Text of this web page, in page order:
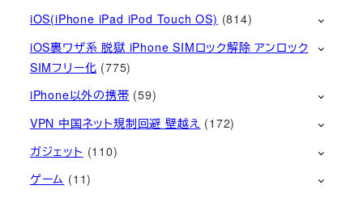
iOS(iPhone iPad iPod Touch OS) (814)
iOS裏ワザ系 脱獄 iPhone SIMロック解除 アンロック
SIMフリー化 (775)
iPhone以外の携帯 (59)
VPN 中国ネット規制回避 壁越え (172)
ガジェット (110)
ゲーム (11)